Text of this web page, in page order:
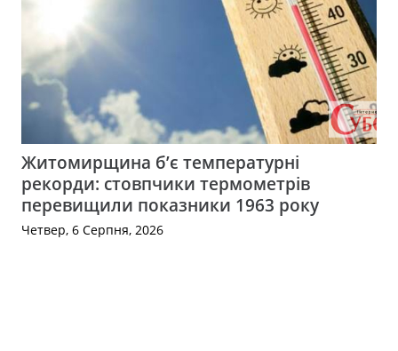
Житомирщина б’є температурні
рекорди: стовпчики термометрів
перевищили показники 1963 року
Четвер, 6 Серпня, 2026